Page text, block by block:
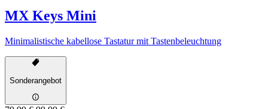
MX Keys Mini
Minimalistische kabellose Tastatur mit Tastenbeleuchtung
Sonderangebot